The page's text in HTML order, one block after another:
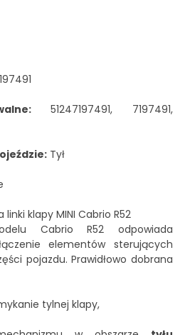
51247197491, 7197491,
Tył
klapy MINI Cabrio R52
Cabrio R52 odpowiada
elementów sterujących
pojazdu. Prawidłowo dobrana
tylnej klapy,